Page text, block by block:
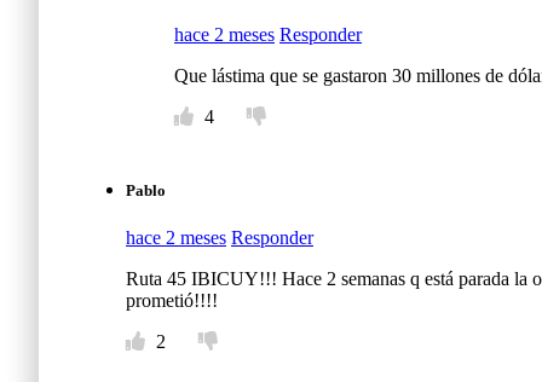
hace 2 meses Responder
Que lástima que se gastaron 30 millones de
4
Pablo
hace 2 meses Responder
Ruta 45 IBICUY!!! Hace 2 semanas q está parada la
prometió!!!!
2